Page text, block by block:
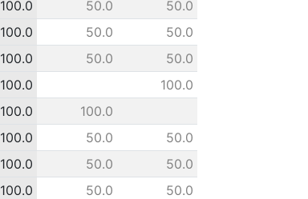
100.0 50.0
50.0
100.0 50.0
50.0
100.0 50.0
50.0
100.0
100.0
100.0
100.0
100.0 50.0
50.0
100.0 50.0
50.0
100.0 50.0
50.0